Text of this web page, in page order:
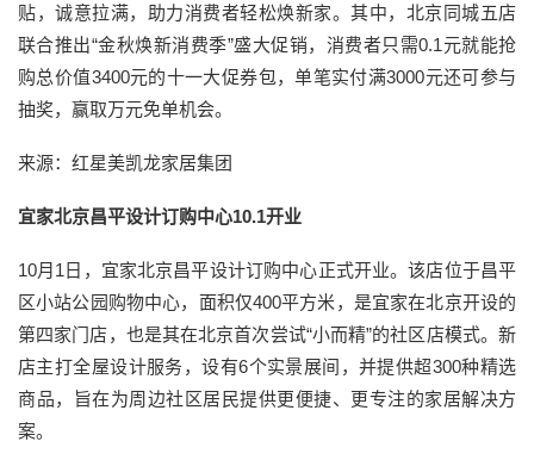
贴，诚意拉满，助力消费者轻松焕新家。其中，北京同城五店
联合推出“金秋焕新消费季”盛大促销，消费者只需0.1元就能抢
购总价值3400元的十一大促券包，单笔实付满3000元还可参与
抽奖，赢取万元免单机会。
来源：红星美凯龙家居集团
宜家北京昌平设计订购中心10.1开业
10月1日，宜家北京昌平设计订购中心正式开业。该店位于昌平
区小站公园购物中心，面积仅400平方米，是宜家在北京开设的
第四家门店，也是其在北京首次尝试“小而精”的社区店模式。新
店主打全屋设计服务，设有6个实景展间，并提供超300种精选
商品，旨在为周边社区居民提供更便捷、更专注的家居解决方
案。